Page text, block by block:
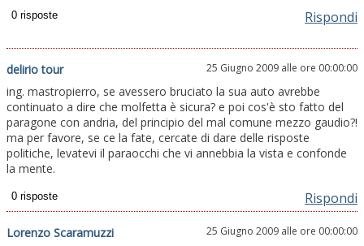
Rispondi
delirio tour 25 Giugno 2009 alle ore 00:00:00
ing. mastropierro, se avessero bruciato la sua auto avrebbe
continuato a dire che molfetta è sicura? e poi cos'è sto fatto del
paragone con andria, del principio del mal comune mezzo gaudio?!
ma per favore, se ce la fate, cercate di dare delle risposte
politiche, levatevi il paraocchi che vi annebbia la vista e confonde
la mente.
Rispondi
Lorenzo Scaramuzzi 25 Giugno 2009 alle ore 00:00:00